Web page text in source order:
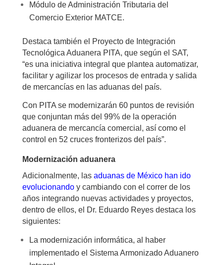
Módulo de Administración Tributaria del
Comercio Exterior MATCE.
Destaca también el Proyecto de Integración
Tecnológica Aduanera PITA, que según el SAT,
“es una iniciativa integral que plantea automatizar,
facilitar y agilizar los procesos de entrada y salida
de mercancías en las aduanas del país.
Con PITA se modernizarán 60 puntos de revisión
que conjuntan más del 99% de la operación
aduanera de mercancía comercial, así como el
control en 52 cruces fronterizos del país”.
Modernización aduanera
Adicionalmente, las aduanas de México han ido
evolucionandoy cambiando con el correr de los
años integrando nuevas actividades y proyectos,
dentro de ellos, el Dr. Eduardo Reyes destaca los
siguientes:
La modernización informática, al haber
implementado el Sistema Armonizado Aduanero